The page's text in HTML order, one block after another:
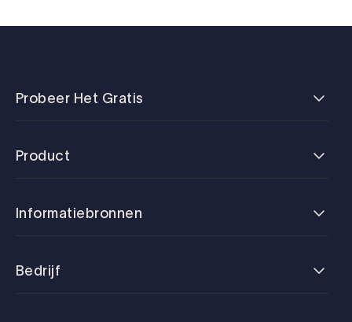
Probeer Het Gratis
Product
Informatiebronnen
Bedrijf